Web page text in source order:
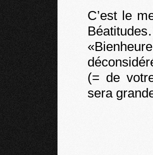
C’est le
(= de
sera